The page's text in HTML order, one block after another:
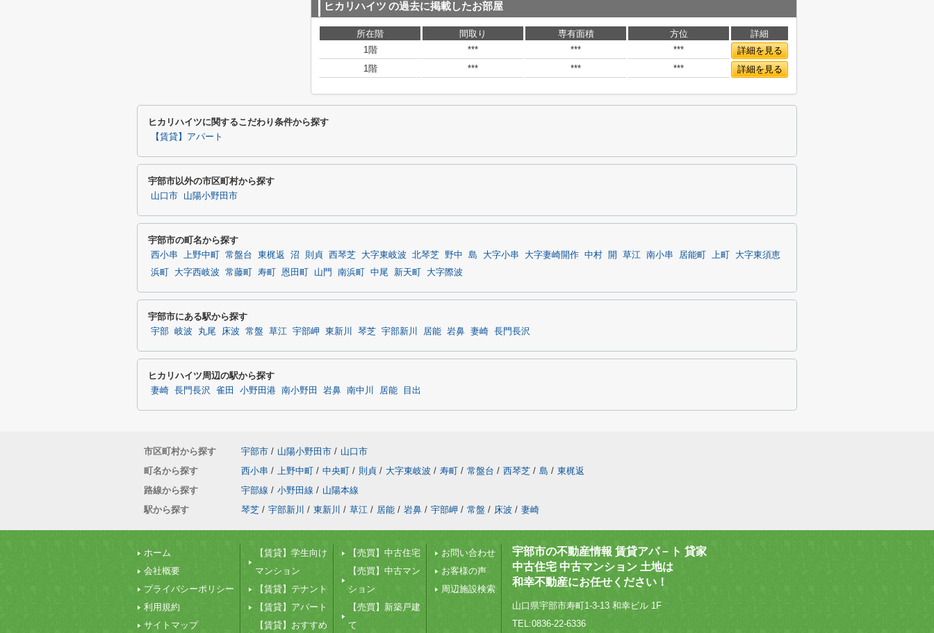
ヒカリハイツ の過去に掲載したお部屋
所在階 間取り 専有面積 方位
詳細
1階
*** *** ***
詳細を見る
1階
*** *** *** 詳細を見る
ヒカリハイツに関するこだわり条件から探す
【賃貸】アパート
宇部市以外の市区町村から探す
山口市 山陽小野田市
宇部市の町名から探す
西小串 上野中町 常盤台 東梶返 沼 則貞 西琴芝 大字東岐波 北琴芝 野中 島 大字小串 大字妻崎開作 中村 開 草江 南小串 居能町 上町
大字東須恵
浜町
大字西岐波 常藤町 寿町 恩田町 山門 南浜町 中尾 新天町 大字際波
宇部市にある駅から探す
宇部 岐波 丸尾 床波 常盤 草江 宇部岬 東新川 琴芝 宇部新川 居能 岩鼻 妻崎 長門長沢
ヒカリハイツ周辺の駅から探す
妻崎 長門長沢 雀田 小野田港 南小野田 岩鼻 南中川 居能 目出
市区町村から探す 宇部市 / 山陽小野田市 / 山口市
町名から探す
西小串 / 上野中町 / 中央町 / 則貞 / 大字東岐波 / 寿町 / 常盤台 / 西琴芝 / 島 / 東梶返
路線から探す
宇部線 / 小野田線 / 山陽本線
駅から探す
琴芝 / 宇部新川 / 東新川 / 草江 / 居能 / 岩鼻 / 宇部岬 / 常盤 / 床波 / 妻崎
ホーム
会社概要
プライバシーポリシー
利用規約
サイトマップ
【賃貸】学生向け
マンション
【賃貸】テナント
【賃貸】アパート
【賃貸】おすすめ
【売買】中古住宅
【売買】中古マン
ション
【売買】新築戸建
て
お問い合わせ
お客様の声
周辺施設検索
宇部市の不動産情報 賃貸アパ－ト 貸家
中古住宅 中古マンション 土地は
和幸不動産にお任せください！
山口県宇部市寿町1-3-13 和幸ビル 1F
TEL:0836-22-6336